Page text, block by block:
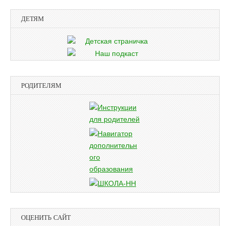
ДЕТЯМ
РОДИТЕЛЯМ
ОЦЕНИТЬ САЙТ